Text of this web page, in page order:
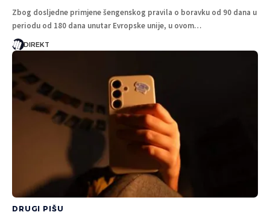
Zbog dosljedne primjene šengenskog pravila o boravku od 90 dana u
periodu od 180 dana unutar Evropske unije, u ovom…
DIREKT
DRUGI PIŠU